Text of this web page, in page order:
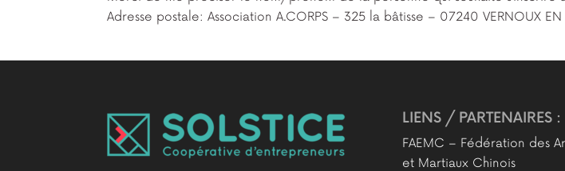
Adresse postale: Association A.CORPS – 325 la bâtisse – 07240 VERNOUX EN
LIENS / PARTENAIRES :
FAEMC – Fédération des
et Martiaux Chinois